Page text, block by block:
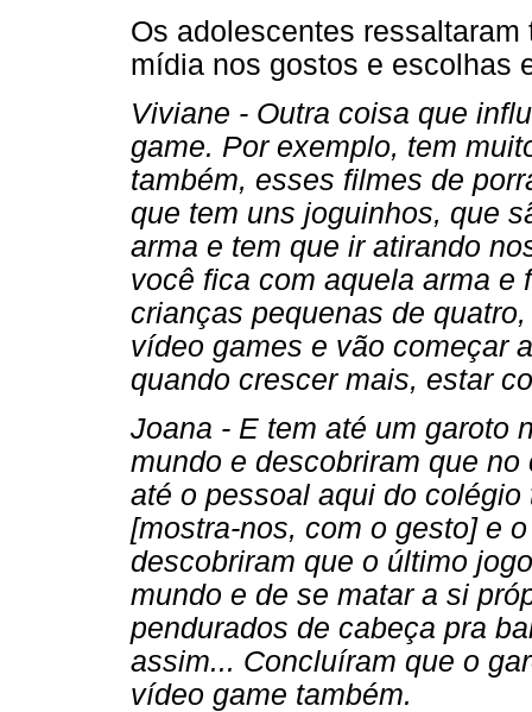
Os adolescentes
mídia nos gostos e escolhas
Viviane - Outra coisa que
game. Por exemplo, tem
também, esses filmes de
que tem uns joguinhos, que
arma e tem que ir atirando
você fica com aquela arma e
crianças pequenas de
vídeo games e vão começar
quando crescer mais, estar
Joana - E tem até um garoto
mundo e descobriram que
até o pessoal aqui do
[mostra-nos, com o gesto] e
descobriram que o último
mundo e de se matar a si
pendurados de cabeça pra
assim... Concluíram que o
vídeo game também.